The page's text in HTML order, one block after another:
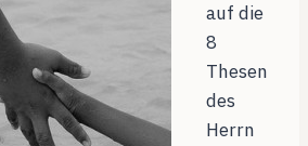
auf die
8
Thesen
des
Herrn